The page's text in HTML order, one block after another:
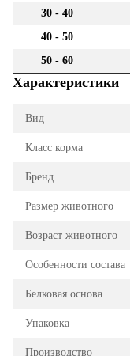
30 - 40
40 - 50
50 - 60
Характеристики
Вид
Класс корма
Бренд
Размер животного
Возраст животного
Особенности состава
Белковая основа
Упаковка
Производство